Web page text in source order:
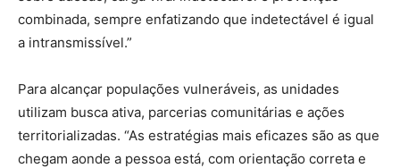
combinada, sempre enfatizando que indetectável é igual
a intransmissível.”
Para alcançar populações vulneráveis, as unidades
utilizam busca ativa, parcerias comunitárias e ações
territorializadas. “As estratégias mais eficazes são as que
chegam aonde a pessoa está, com orientação correta e